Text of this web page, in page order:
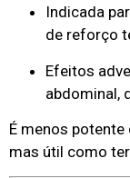
Indicada
de reforço
Efeitos
abdominal,
É menos
mas útil como